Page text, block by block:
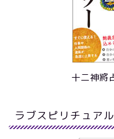
十二神將
ラブスピリチュアル